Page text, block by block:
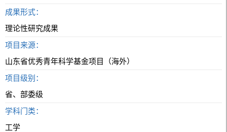
成果形式：
理论性研究成果
项目来源：
山东省优秀青年科学基金项目（海外）
项目级别：
省、部委级
学科门类：
工学